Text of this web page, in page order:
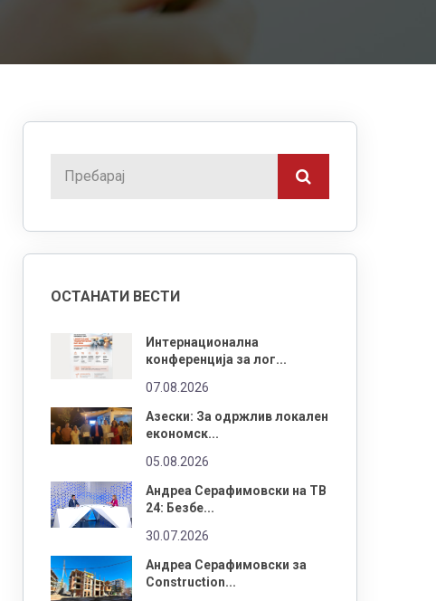
ОСТАНАТИ ВЕСТИ
Интернационална
конференција за лог...
07.08.2026
Азески: За одржлив локален
економск...
05.08.2026
Андреа Серафимовски на ТВ
24: Безбе...
30.07.2026
Андреа Серафимовски за
Construction...